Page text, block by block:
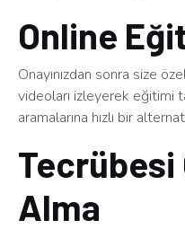
Online
Onayınızdan sonra size
videoları izleyerek eğitimi
aramalarına hızlı bir
Tecrübesi
Alma